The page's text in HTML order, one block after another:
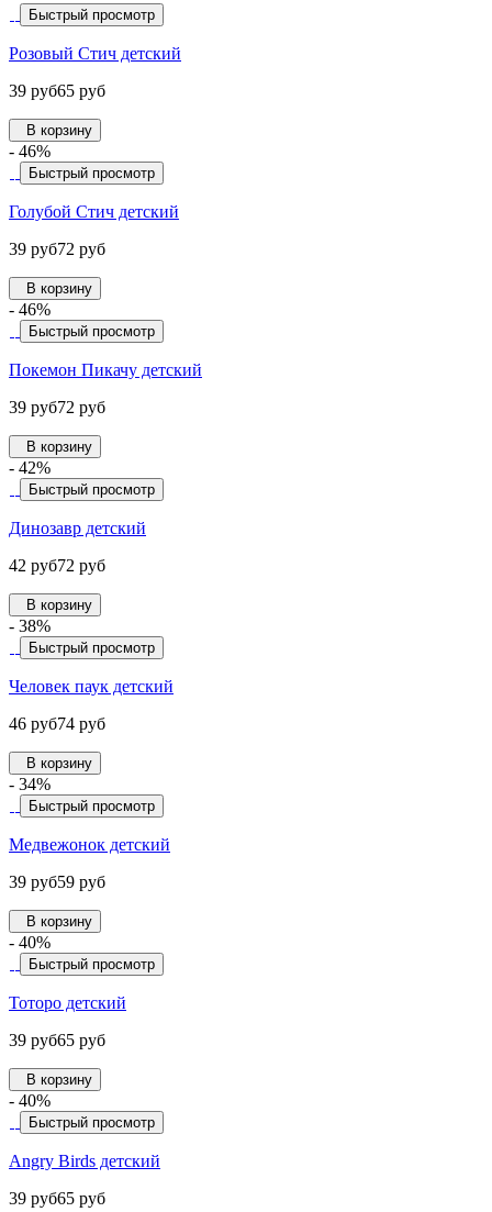
Быстрый просмотр
Розовый Стич детский
39 руб65 руб
В корзину
- 46%
Быстрый просмотр
Голубой Стич детский
39 руб72 руб
В корзину
- 46%
Быстрый просмотр
Покемон Пикачу детский
39 руб72 руб
В корзину
- 42%
Быстрый просмотр
Динозавр детский
42 руб72 руб
В корзину
- 38%
Быстрый просмотр
Человек паук детский
46 руб74 руб
В корзину
- 34%
Быстрый просмотр
Медвежонок детский
39 руб59 руб
В корзину
- 40%
Быстрый просмотр
Тоторо детский
39 руб65 руб
В корзину
- 40%
Быстрый просмотр
Angry Birds детский
39 руб65 руб